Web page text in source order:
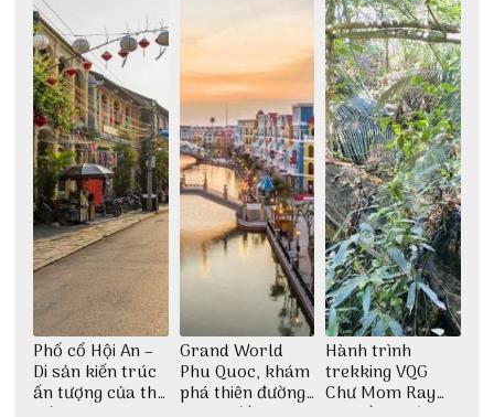
Phố cổ Hội An –
Di sản kiến trúc
ấn tượng của thế
Grand World
Phu Quoc, khám
phá thiên đường
Hành trình
trekking VQG
Chư Mom Ray